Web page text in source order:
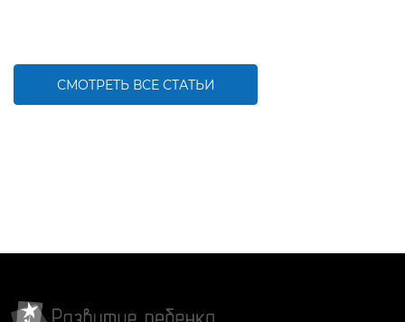
СМОТРЕТЬ ВСЕ СТАТЬИ